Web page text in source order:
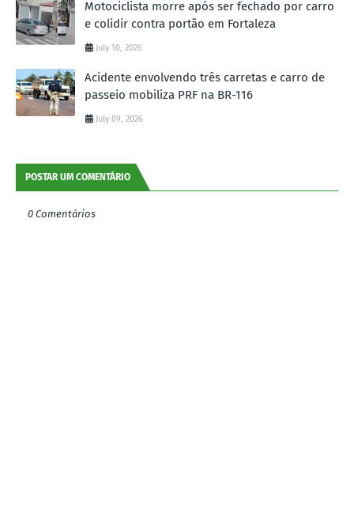
Motociclista morre após ser fechado por carro
e colidir contra portão em Fortaleza
July 10, 2026
Acidente envolvendo três carretas e carro de
passeio mobiliza PRF na BR-116
July 09, 2026
POSTAR UM COMENTÁRIO
0 Comentários